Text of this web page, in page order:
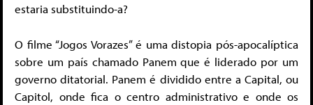
estaria substituindo-a?
O filme “Jogos Vorazes” é uma distopia pós-apocalíptica
sobre um país chamado Panem que é liderado por um
governo ditatorial. Panem é dividido entre a Capital, ou
Capitol, onde fica o centro administrativo e onde os